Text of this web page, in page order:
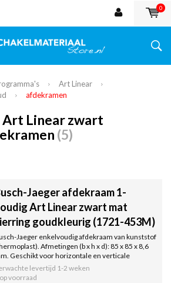
0
Art Linear
afdekramen
Art Linear zwart
(5)
Jaeger afdekraam 1-
Art Linear zwart mat
goudkleurig (1721-453M)
Jaeger enkelvoudig afdekraam van kunststof
Afmetingen (b x h x d): 85 x 85 x 8,6
Geschikt voor horizontale en verticale
Serie: Art Linear, kleur: zwart mat.
met decoratiering in goudkleurig.
levertijd 1-2 weken
voorraad